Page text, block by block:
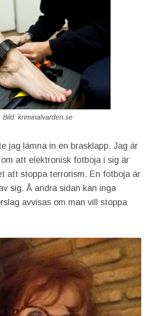
Bild: kriminalvarden.se
jag lämna in en brasklapp. Jag är
att elektronisk fotboja i sig är
att stoppa terrorism. En fotboja är
sig. Å andra sidan kan inga
avvisas om man vill stoppa